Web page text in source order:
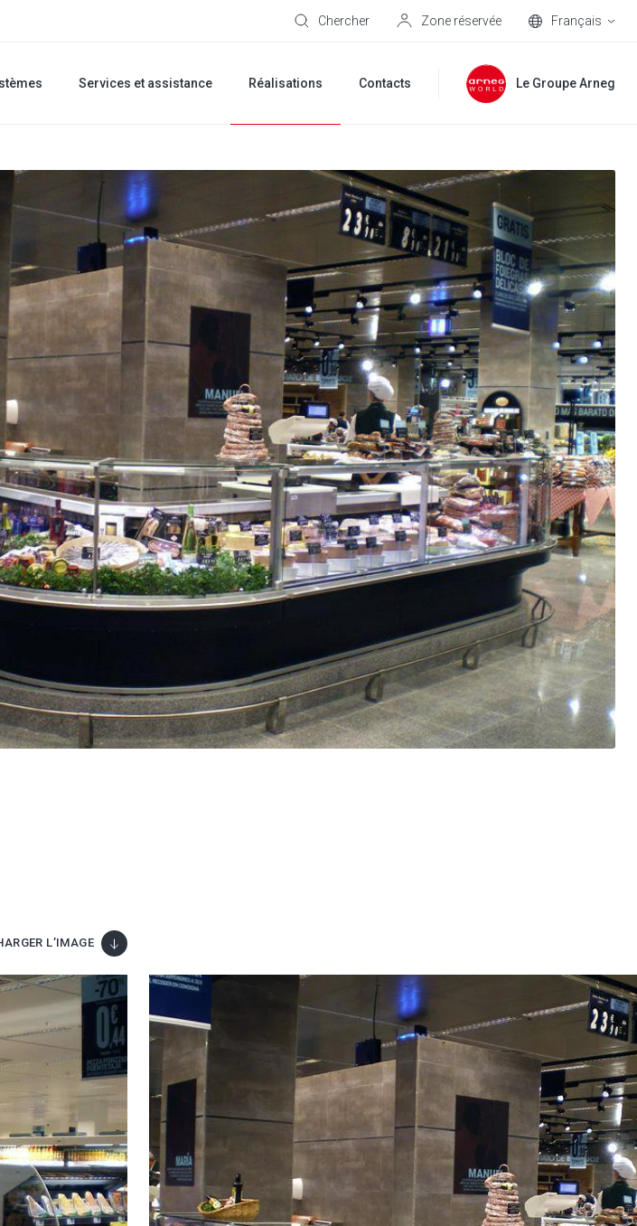
Chercher Zone réservée Français
Services et assistance Réalisations Contacts Le Groupe Arneg
L’IMAGE